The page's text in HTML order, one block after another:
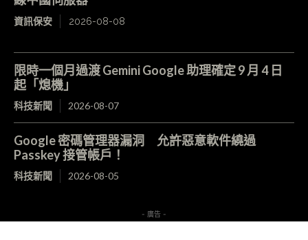
資訊保安 2026-08-08
限時一個月過渡 Gemini Google 助理確定 9 月 4 日
起「熄機」
科技新聞 2026-08-07
Google 密碼管理器漏洞 允許惡意軟件繞過
Passkey 接管帳戶！
科技新聞 2026-08-05
- 廣告 -